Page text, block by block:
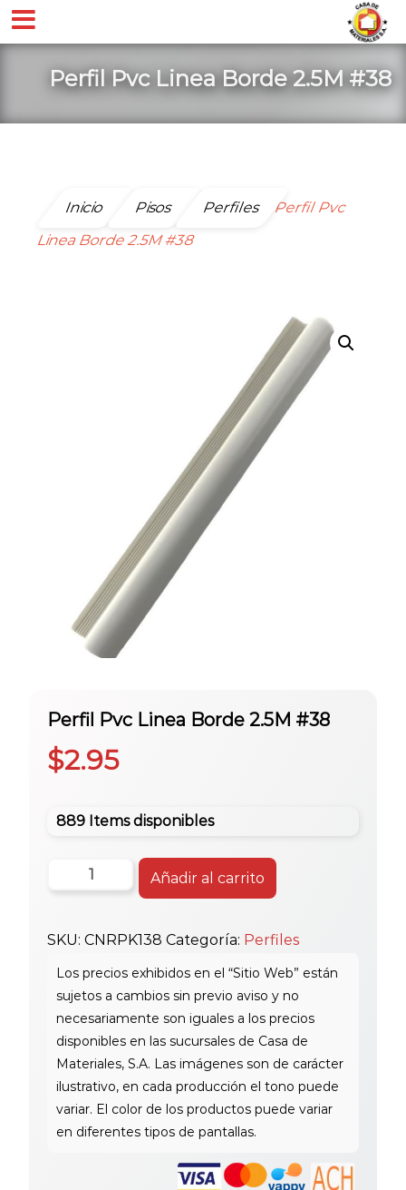
Perfil Pvc Linea Borde 2.5M #38
Inicio Pisos Perfiles
Perfil Pvc
Linea Borde 2.5M #38
Perfil Pvc Linea Borde 2.5M #38
$2.95
889 Items disponibles
Pvc
Borde
2.5M
#38
cantidad
Añadir al carrito
SKU: CNRPK138 Categoría: Perfiles